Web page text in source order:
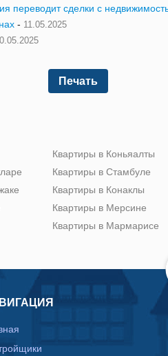
переводит сделки с
- 11.05.2025
Печать
Квартиры в Коньяалты
Квартиры в Стамбуле
Квартиры в Конаклы
Квартиры в Мерсине
Квартиры в Мармарисе